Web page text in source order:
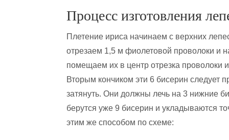
Процесс изготовления
Плетение ириса начинаем с верхних
отрезаем 1,5 м фиолетовой проволоки и
помещаем их в центр отрезка проволоки
Вторым кончиком эти 6 бисерин следует
затянуть. Они должны лечь на 3 нижние
берутся уже 9 бисерин и укладываются
этим же способом по схеме: